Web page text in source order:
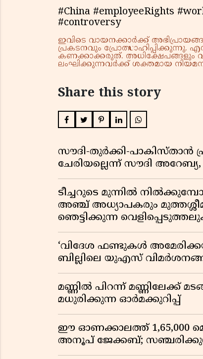
#China #employeeRights
#controversy
ഇവിടെ വായനക്കാർക്ക്
പ്രകടനവും പ്രോത്സാഹിപ്പിക്കുന്നു.
കണക്കാക്കരുത്. അധിക്ഷേപങ്ങളും
ലംഘിക്കുന്നവർക്ക് ശക്തമായ
Share this story
സൗദി-തുർക്കി-പാകിസ്താൻ
ചേരിയല്ലെന്ന് സൗദി
ടീച്ചറുടെ മുന്നിൽ
അഞ്ച് അധ്യാപകരും
ഞെട്ടിക്കുന്ന
‘വിദേശ ഫണ്ടുകൾ
ബില്ലിലെ യുഎസ്
മണ്ണിൽ പിറന്ന് മണ്ണിലേക്ക്
മധുരിക്കുന്ന ഓർമക്കുറിപ്പ്
ഈ ഓണക്കാലത്ത് 1,65,000
അനൂപ് ജേക്കബ്;